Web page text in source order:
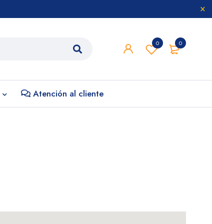
0
0
Atención al cliente